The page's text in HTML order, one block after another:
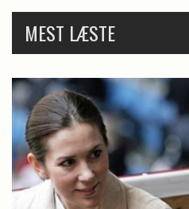
MEST LÆSTE